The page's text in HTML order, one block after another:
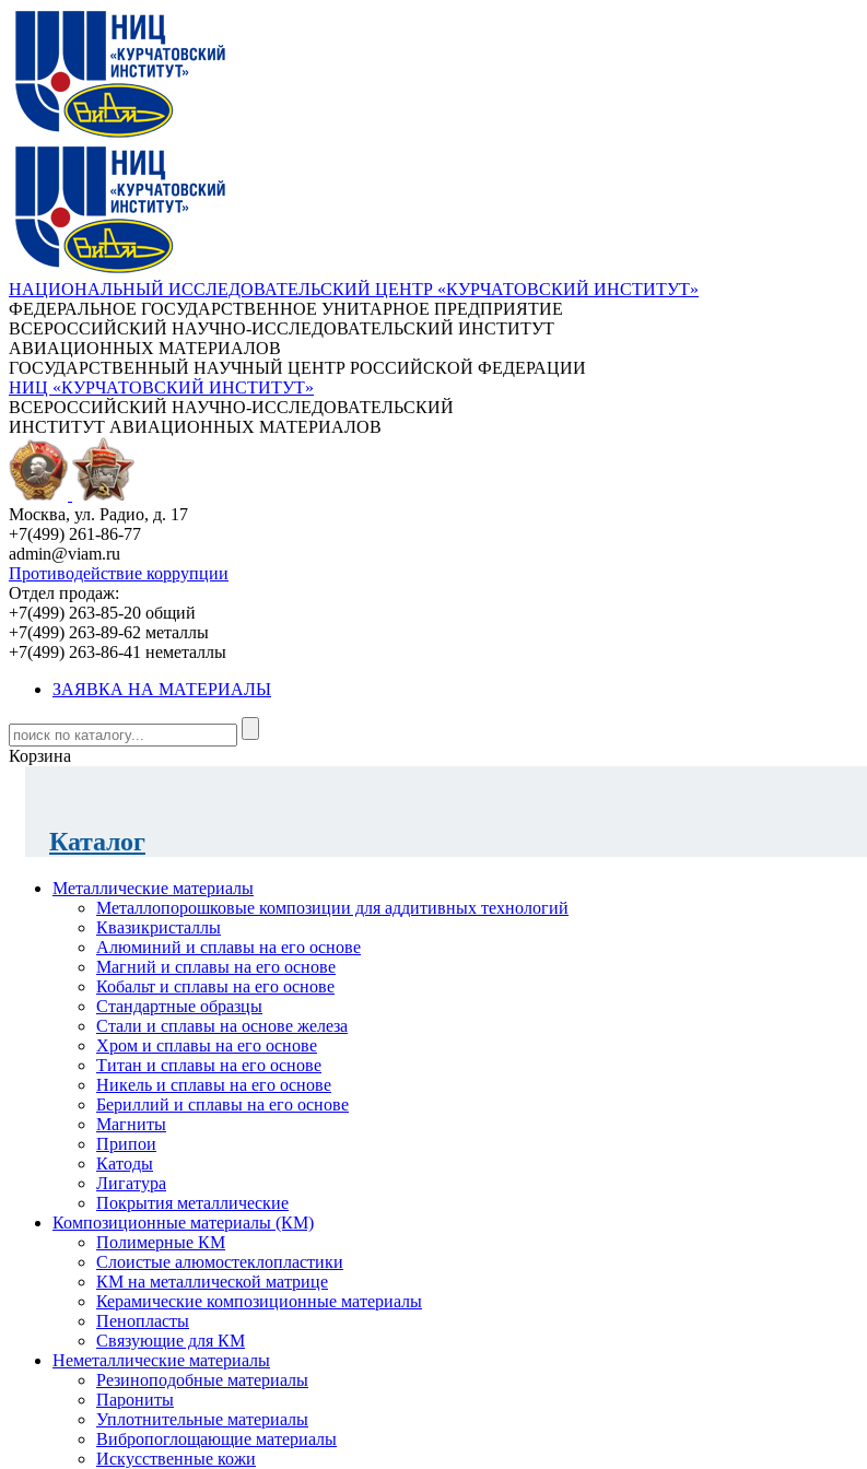
НАЦИОНАЛЬНЫЙ ИССЛЕДОВАТЕЛЬСКИЙ ЦЕНТР «КУРЧАТОВСКИЙ ИНСТИТУТ»
ФЕДЕРАЛЬНОЕ ГОСУДАРСТВЕННОЕ УНИТАРНОЕ ПРЕДПРИЯТИЕ
ВСЕРОССИЙСКИЙ НАУЧНО-ИССЛЕДОВАТЕЛЬСКИЙ ИНСТИТУТ
АВИАЦИОННЫХ МАТЕРИАЛОВ
ГОСУДАРСТВЕННЫЙ НАУЧНЫЙ ЦЕНТР РОССИЙСКОЙ ФЕДЕРАЦИИ
НИЦ «КУРЧАТОВСКИЙ ИНСТИТУТ»
ВСЕРОССИЙСКИЙ НАУЧНО-ИССЛЕДОВАТЕЛЬСКИЙ
ИНСТИТУТ АВИАЦИОННЫХ МАТЕРИАЛОВ
Москва, ул. Радио, д. 17
+7(499) 261-86-77
admin@viam.ru
Противодействие коррупции
Отдел продаж:
+7(499) 263-85-20 общий
+7(499) 263-89-62 металлы
+7(499) 263-86-41 неметаллы
ЗАЯВКА НА МАТЕРИАЛЫ
Корзина
Каталог
Металлические материалы
Металлопорошковые композиции для аддитивных технологий
Квазикристаллы
Алюминий и сплавы на его основе
Магний и сплавы на его основе
Кобальт и сплавы на его основе
Стандартные образцы
Стали и сплавы на основе железа
Хром и сплавы на его основе
Титан и сплавы на его основе
Никель и сплавы на его основе
Бериллий и сплавы на его основе
Магниты
Припои
Катоды
Лигатура
Покрытия металлические
Композиционные материалы (КМ)
Полимерные КМ
Слоистые алюмостеклопластики
КМ на металлической матрице
Керамические композиционные материалы
Пенопласты
Связующие для КМ
Неметаллические материалы
Резиноподобные материалы
Парониты
Уплотнительные материалы
Вибропоглощающие материалы
Искусственные кожи